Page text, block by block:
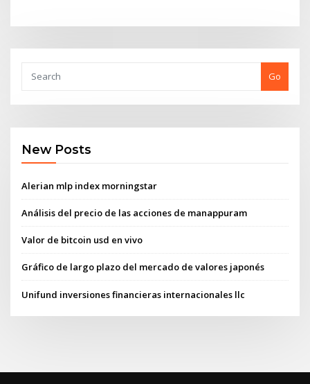
Go
New Posts
Alerian mlp index morningstar
Análisis del precio de las acciones de manappuram
Valor de bitcoin usd en vivo
Gráfico de largo plazo del mercado de valores japonés
Unifund inversiones financieras internacionales llc